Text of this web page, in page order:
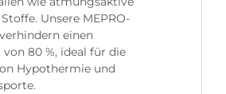
Unsere MEPRO-
einen
80 %, ideal für die
Hypothermie und